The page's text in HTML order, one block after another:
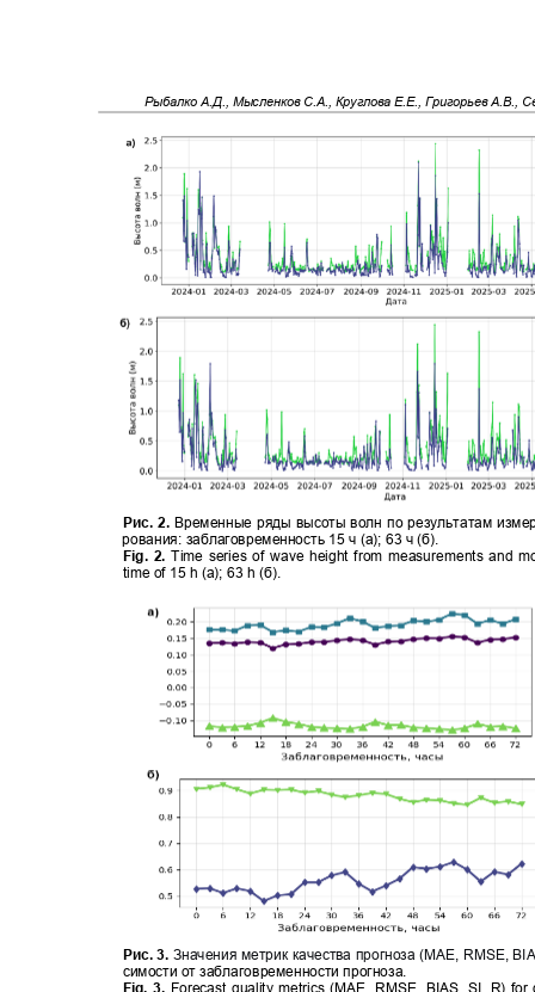
Рыбалко А.Д., Мысленков С.А., Круглова Е.Е., Григорьев А.В.,
Рис. 2. Временные ряды высоты волн по результатам
рования: заблаговременность 15 ч (а); 63 ч(б).
Fig. 2.Time series of wave height from measurements and
time of 15 h (a); 63 h (б).
Рис. 3. Значения метрик качества прогноза (MAE, RMSE,
симости от заблаговременности прогноза.
Fig. 3. Forecast quality metrics (MAE, RMSE, BIAS, SI, R)